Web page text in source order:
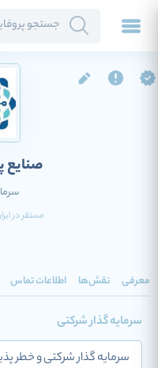
صنایع
مستقر در
معرفی نقش‌ها اطلاعات تماس
سرمایه گذار شرکتی